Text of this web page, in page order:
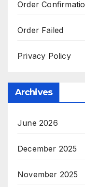
Order
Order Failed
Privacy Policy
Archives
June 2026
December 2025
November 2025